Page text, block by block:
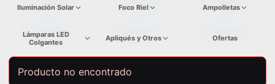
Iluminación Solar Foco Riel Ampolletas
Lámparas LED
Colgantes
Apliqués y Otros Ofertas
Producto no encontrado